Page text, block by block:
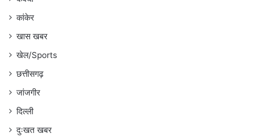
कांकेर
खास खबर
खेल/Sports
छत्तीसगढ़
जांजगीर
दिल्ली
दुःखत खबर